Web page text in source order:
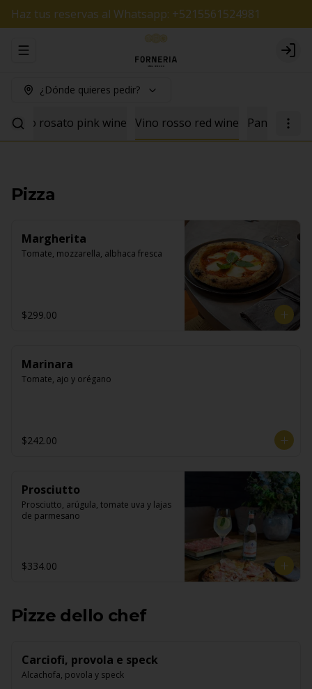
Haz tus reservas al Whatsapp: +5215561524981
Abrir menu de navegación Login
¿Dónde quieres pedir?
Vino rosato pink wine Vino rosso red wine Pan
Pizza
Margherita
Tomate, mozzarella, albhaca fresca
$299.00
Marinara
Tomate, ajo y orégano
$242.00
Prosciutto
Prosciutto, arúgula, tomate uva y lajas
de parmesano
$334.00
Pizze dello chef
Carciofi, provola e speck
Alcachofa, povola y speck